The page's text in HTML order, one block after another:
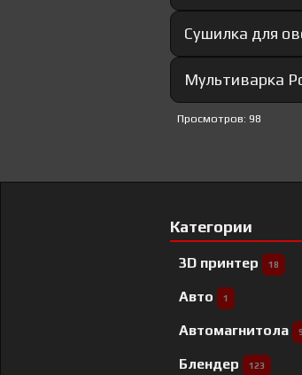
Сушилка для
Мультиварка
Просмотров: 98
Категории
3D принтер 18
Авто 1
Автомагнитола
Блендер 123